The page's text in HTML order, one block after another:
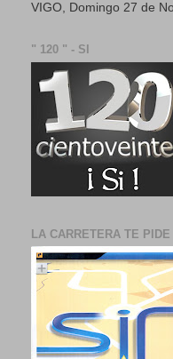
VIGO, Domingo 27 de
" 120 " - SI
LA CARRETERA TE